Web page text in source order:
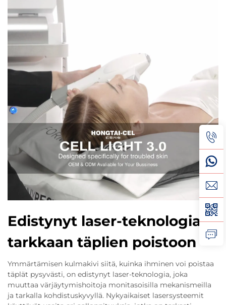
Edistynyt laser-teknologia
tarkkaan täplien poistoon
Ymmärtämisen kulmakivi siitä, kuinka ihminen voi poistaa
täplät pysyvästi, on edistynyt laser-teknologia, joka
muuttaa värjäytymishoitoja monitasoisilla mekanismeilla
ja tarkalla kohdistuskyvyllä. Nykyaikaiset lasersysteemit